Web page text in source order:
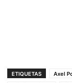
ETIQUETAS Axel